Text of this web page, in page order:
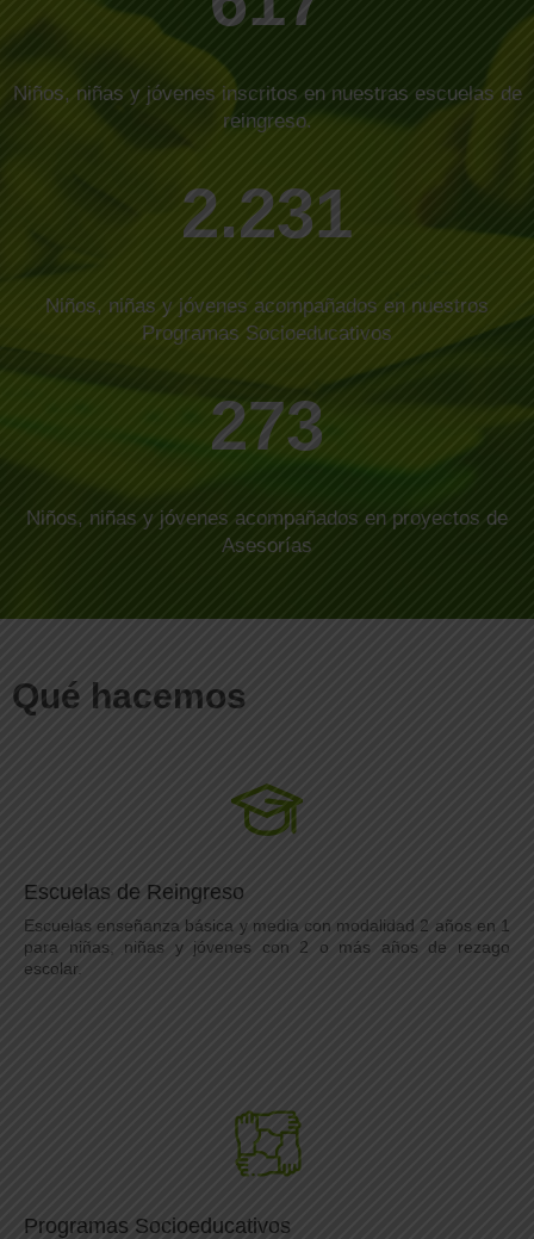
Niños, niñas y jóvenes inscritos en nuestras escuelas de
reingreso.
2.231
Niños, niñas y jóvenes acompañados en nuestros
Programas Socioeducativos
273
Niños, niñas y jóvenes acompañados en proyectos de
Asesorías
Qué hacemos
Escuelas de Reingreso
Escuelas enseñanza básica y media con modalidad 2 años en 1
para niñas, niñas y jóvenes con 2 o más años de rezago
escolar.
Programas Socioeducativos